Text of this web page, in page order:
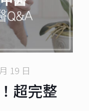
19 日
超完整